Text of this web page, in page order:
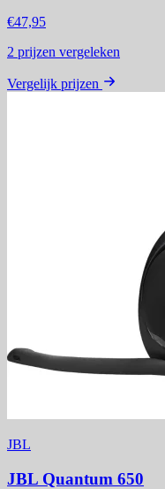
€47,95
2 prijzen vergeleken
Vergelijk prijzen
JBL
JBL Quantum 650